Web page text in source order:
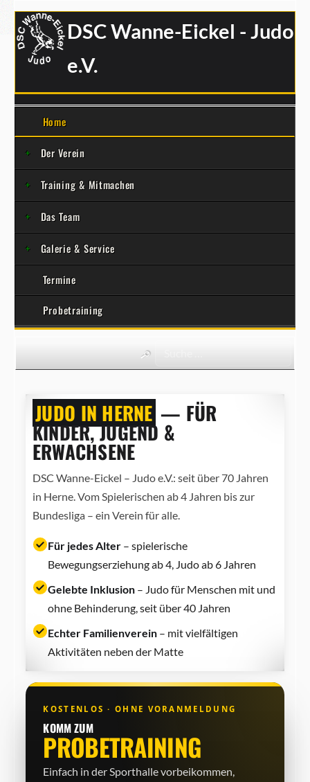
DSC Wanne-Eickel - Judo
e.V.
Home
Der Verein
Training & Mitmachen
Das Team
Galerie & Service
Termine
Probetraining
JUDO IN HERNE — FÜR
KINDER, JUGEND &
ERWACHSENE
DSC Wanne-Eickel – Judo e.V.: seit über 70 Jahren
in Herne. Vom Spielerischen ab 4 Jahren bis zur
Bundesliga – ein Verein für alle.
Für jedes Alter– spielerische
Bewegungserziehung ab 4, Judo ab 6 Jahren
Gelebte Inklusion– Judo für Menschen mit und
ohne Behinderung, seit über 40 Jahren
Echter Familienverein– mit vielfältigen
Aktivitäten neben der Matte
KOSTENLOS · OHNE VORANMELDUNG
KOMM ZUM
PROBETRAINING
Einfach in der Sporthalle vorbeikommen,